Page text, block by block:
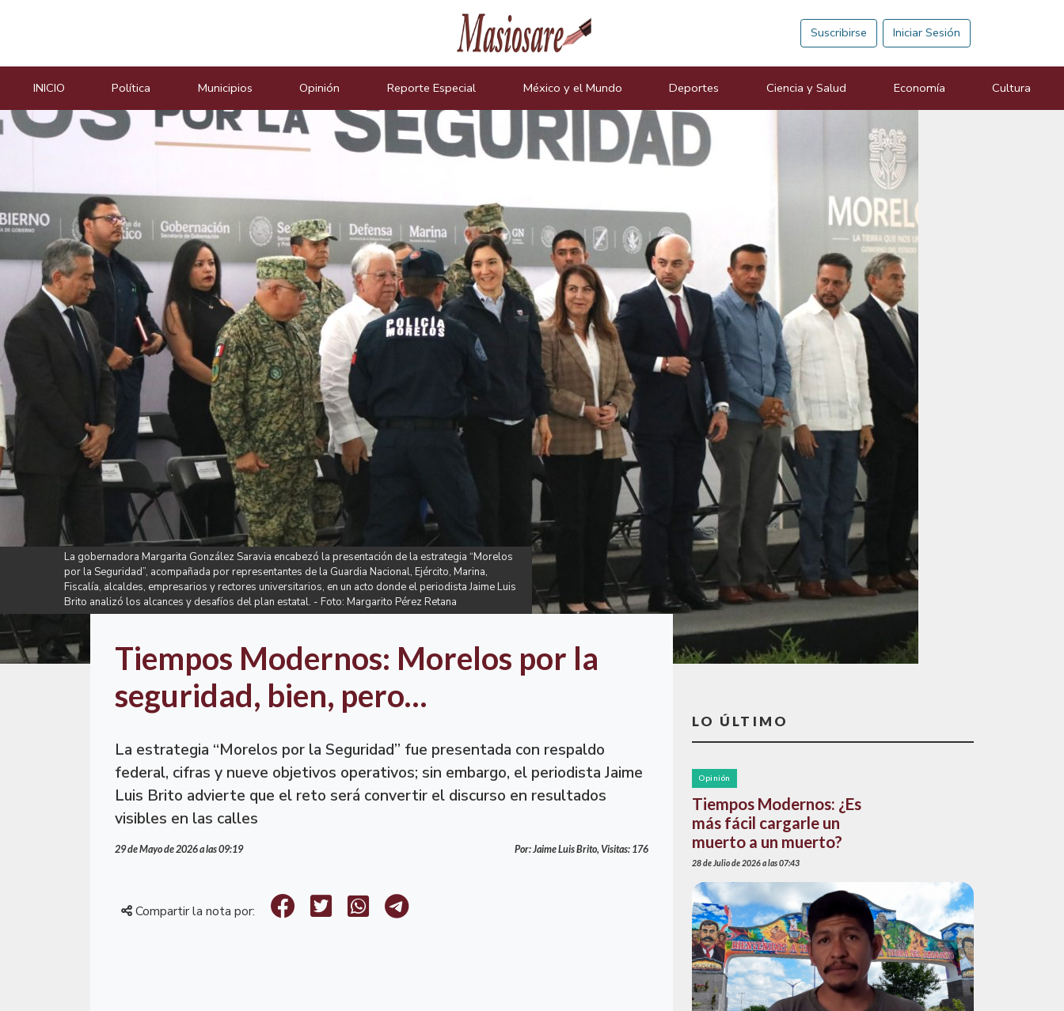
Suscribirse Iniciar Sesión
INICIO Política Municipios Opinión Reporte Especial México y el Mundo Deportes Ciencia y Salud Economía Cultura
La gobernadora Margarita González Saravia encabezó la presentación de la estrategia “Morelos
por la Seguridad”, acompañada por representantes de la Guardia Nacional, Ejército, Marina,
Fiscalía, alcaldes, empresarios y rectores universitarios, en un acto donde el periodista Jaime Luis
Brito analizó los alcances y desafíos del plan estatal. - Foto: Margarito Pérez Retana
Tiempos Modernos: Morelos por la
seguridad, bien, pero…
La estrategia “Morelos por la Seguridad” fue presentada con respaldo
federal, cifras y nueve objetivos operativos; sin embargo, el periodista Jaime
Luis Brito advierte que el reto será convertir el discurso en resultados
visibles en las calles
29 de Mayo de 2026 a las 09:19 Por: Jaime Luis Brito, Visitas: 176
Compartir la nota por:
LO ÚLTIMO
Opinión
Tiempos Modernos: ¿Es
más fácil cargarle un
muerto a un muerto?
28 de Julio de 2026 a las 07:43